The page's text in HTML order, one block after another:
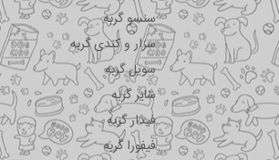
سنسو گربه
سزار و کندی گربه
سویل گربه
شایر گربه
فیدار گربه
فیفورا گربه